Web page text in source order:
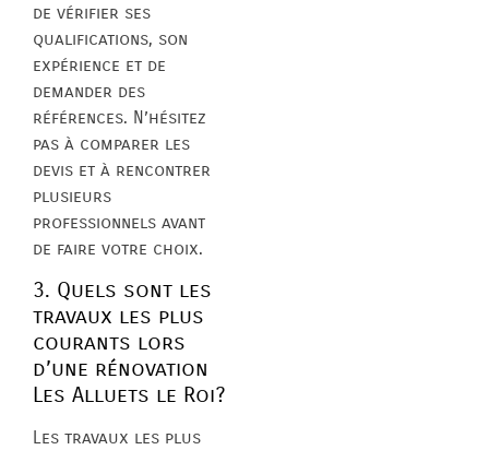
de vérifier ses
qualifications, son
expérience et de
demander des
références. N’hésitez
pas à comparer les
devis et à rencontrer
plusieurs
professionnels avant
de faire votre choix.
3. Quels sont les
travaux les plus
courants lors
d’une rénovation
Les Alluets le Roi?
Les travaux les plus